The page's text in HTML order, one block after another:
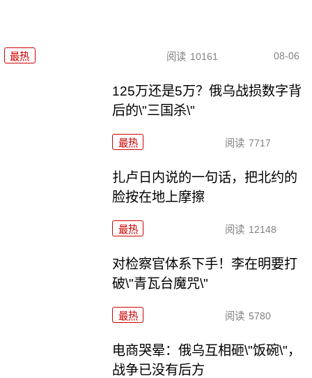
最热 阅读 10161 08-06
125万还是5万？俄乌战损数字背
后的\"三国杀\"
最热 阅读 7717
扎卢日内说的一句话，把北约的
脸按在地上摩擦
最热 阅读 12148
对检察官体系下手！李在明要打
破\"青瓦台魔咒\"
最热 阅读 5780
电商哭晕：俄乌互相砸\"饭碗\"，
战争已没有后方